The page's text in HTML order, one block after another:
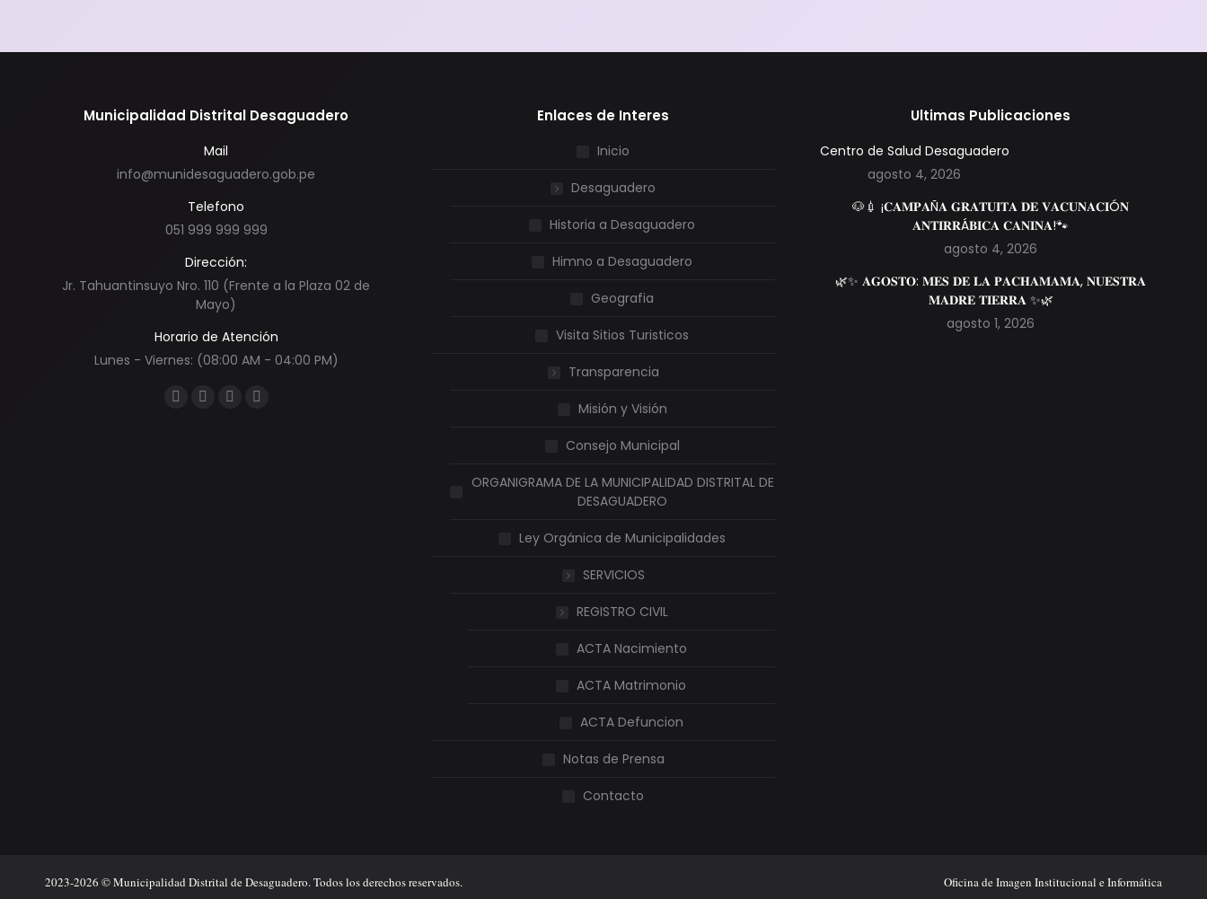
Municipalidad Distrital Desaguadero
Mail
info@munidesaguadero.gob.pe
Telefono
051 999 999 999
Dirección:
Jr. Tahuantinsuyo Nro. 110 (Frente a la Plaza 02 de
Mayo)
Horario de Atención
Lunes - Viernes: (08:00 AM - 04:00 PM)
Facebook
TwitterYouTubeInstagram
Enlaces de Interes
Inicio
Desaguadero
Historia a Desaguadero
Himno a Desaguadero
Geografia
Visita Sitios Turisticos
Transparencia
Misión y Visión
Consejo Municipal
ORGANIGRAMA DE LA MUNICIPALIDAD DISTRITAL DE
DESAGUADERO
Ley Orgánica de Municipalidades
SERVICIOS
REGISTRO CIVIL
ACTA Nacimiento
ACTA Matrimonio
ACTA Defuncion
Notas de Prensa
Contacto
Ultimas Publicaciones
Centro de Salud Desaguadero
agosto 4, 2026
🐶💉 ¡𝐂𝐀𝐌𝐏𝐀Ñ𝐀 𝐆𝐑𝐀𝐓𝐔𝐈𝐓𝐀 𝐃𝐄 𝐕𝐀𝐂𝐔𝐍𝐀𝐂𝐈Ó𝐍
𝐀𝐍𝐓𝐈𝐑𝐑Á𝐁𝐈𝐂𝐀 𝐂𝐀𝐍𝐈𝐍𝐀!🐾
agosto 4, 2026
🌿✨ 𝐀𝐆𝐎𝐒𝐓𝐎: 𝐌𝐄𝐒 𝐃𝐄 𝐋𝐀 𝐏𝐀𝐂𝐇𝐀𝐌𝐀𝐌𝐀, 𝐍𝐔𝐄𝐒𝐓𝐑𝐀
𝐌𝐀𝐃𝐑𝐄 𝐓𝐈𝐄𝐑𝐑𝐀 ✨🌿
agosto 1, 2026
2023-2026 © Municipalidad Distrital de Desaguadero. Todos los derechos reservados. Oficina de Imagen Institucional e Informática